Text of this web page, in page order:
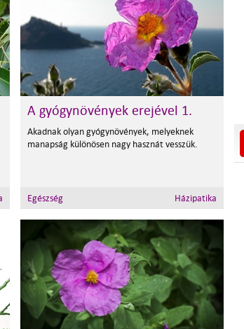
A gyógynövények erejével 1.
Akadnak olyan gyógynövények, melyeknek
manapság különösen nagy hasznát vesszük.
Egészség Házipatika